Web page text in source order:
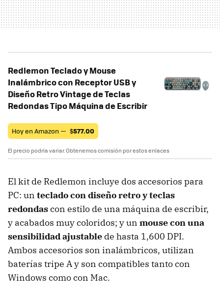
Redlemon Teclado y Mouse
Inalámbrico con Receptor USB y
Diseño Retro Vintage de Teclas
Redondas Tipo Máquina de Escribir
Hoy en Amazon — $577.00
El precio podría variar. Obtenemos comisión por estos enlaces
El kit de Redlemon incluye dos accesorios para
PC: un teclado con diseño retro y teclas
redondascon estilo de una máquina de escribir,
y acabados muy coloridos; y un mouse con una
sensibilidad ajustable de hasta 1,600 DPI.
Ambos accesorios son inalámbricos, utilizan
baterías tripe A y son compatibles tanto con
Windows como con Mac.